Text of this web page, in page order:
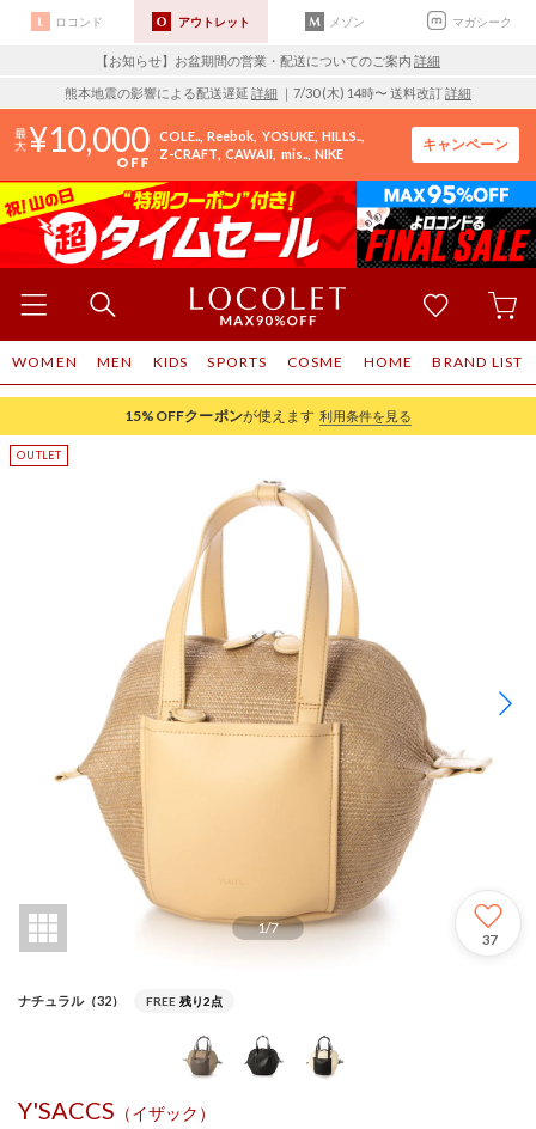
ロコンド アウトレット メゾン マガシーク
【お知らせ】お盆期間の営業・配送についてのご案内 詳細
熊本地震の影響による配送遅延 詳細 ｜7/30 (木) 14時〜 送料改訂詳細
10,000 COLE.. Reebok YOSUKE HILLS..
Z-CRAFT CAWAII mis.. NIKE
キャンペーン
WOMEN MEN KIDS SPORTS COSME HOME BRAND LIST
15%OFFクーポンが使えます 利用条件を見る
1/7
37
ナチュラル（32） FREE 残り2点
Y'SACCS （イザック）